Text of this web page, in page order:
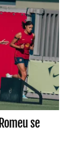
se